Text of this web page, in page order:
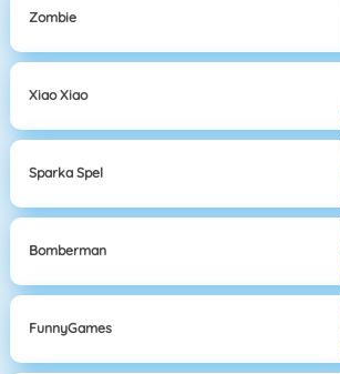
Zombie
Xiao Xiao
Sparka Spel
Bomberman
FunnyGames